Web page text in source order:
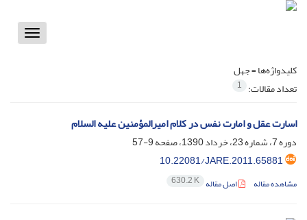
Toggle
کلیدواژه‌ها =جهل
تعداد مقالات: 1
اسارت عقل و امارت نفس در کلام امیرالمؤمنین علیه السلام
دوره 7، شماره 23، خرداد 1390، صفحه
9-57
10.22081/JARE.2011.65881
مشاهده مقاله اصل مقاله 630.2 K